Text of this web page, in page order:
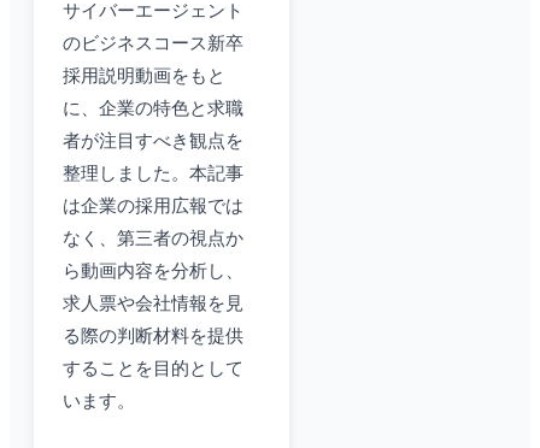
サイバーエージェント
のビジネスコース新卒
採用説明動画をもと
に、企業の特色と求職
者が注目すべき観点を
整理しました。本記事
は企業の採用広報では
なく、第三者の視点か
ら動画内容を分析し、
求人票や会社情報を見
る際の判断材料を提供
することを目的として
います。